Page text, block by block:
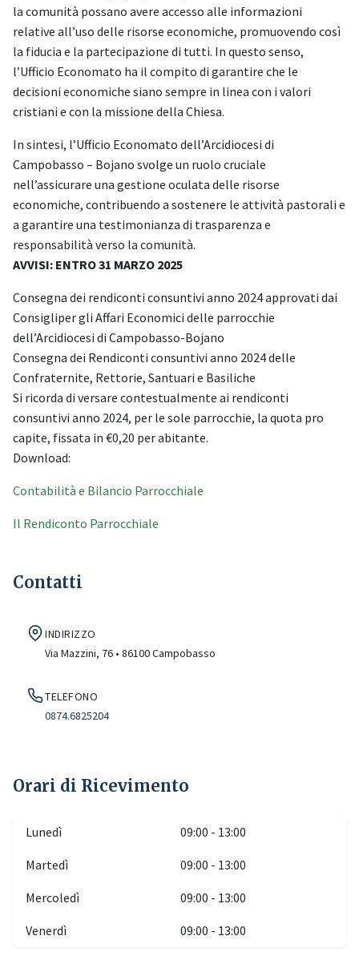
la comunità possano avere accesso alle informazioni
relative all’uso delle risorse economiche, promuovendo così
la fiducia e la partecipazione di tutti. In questo senso,
l’Ufficio Economato ha il compito di garantire che le
decisioni economiche siano sempre in linea con i valori
cristiani e con la missione della Chiesa.
In sintesi, l’Ufficio Economato dell’Arcidiocesi di
Campobasso – Bojano svolge un ruolo cruciale
nell’assicurare una gestione oculata delle risorse
economiche, contribuendo a sostenere le attività pastorali e
a garantire una testimonianza di trasparenza e
responsabilità verso la comunità.
AVVISI: ENTRO 31 MARZO 2025
Consegna dei rendiconti consuntivi anno 2024 approvati dai
Consigliper gli Affari Economici delle parrocchie
dell’Arcidiocesi di Campobasso-Bojano
Consegna dei Rendiconti consuntivi anno 2024 delle
Confraternite, Rettorie, Santuari e Basiliche
Si ricorda di versare contestualmente ai rendiconti
consuntivi anno 2024, per le sole parrocchie, la quota pro
capite, fissata in €0,20 per abitante.
Download:
Contabilità e Bilancio Parrocchiale
Il Rendiconto Parrocchiale
Contatti
INDIRIZZO
Via Mazzini, 76 • 86100 Campobasso
TELEFONO
0874.6825204
Orari di Ricevimento
Lunedì 09:00 - 13:00
Martedì 09:00 - 13:00
Mercoledì 09:00 - 13:00
Venerdì 09:00 - 13:00